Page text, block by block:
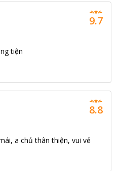
tiện
9.7
a chủ thân thiện, vui vẻ
8.8